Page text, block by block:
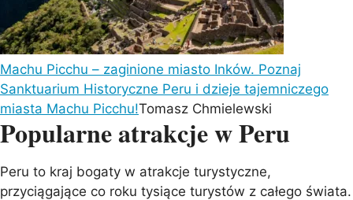
Machu Picchu – zaginione miasto Inków. Poznaj
Sanktuarium Historyczne Peru i dzieje tajemniczego
miasta Machu Picchu!Tomasz Chmielewski
Popularne atrakcje w Peru
Peru to kraj bogaty w atrakcje turystyczne,
przyciągające co roku tysiące turystów z całego świata.